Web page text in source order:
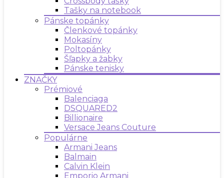
Tašky na notebook
Pánske topánky
Členkové topánky
Mokasíny
Poltopánky
Šľapky a žabky
Pánske tenisky
ZNAČKY
Prémiové
Balenciaga
DSQUARED2
Billionaire
Versace Jeans Couture
Populárne
Armani Jeans
Balmain
Calvin Klein
Emporio Armani